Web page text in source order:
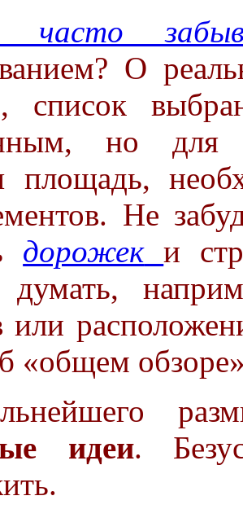
О
список
но для
площадь,
Не
дорожек и
или
«общем
идеи.